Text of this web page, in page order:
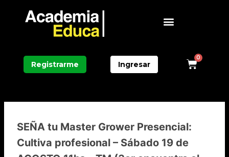
Menú
Registrarme Ingresar
0
SEÑA tu Master Grower Presencial:
Cultiva profesional – Sábado 19 de